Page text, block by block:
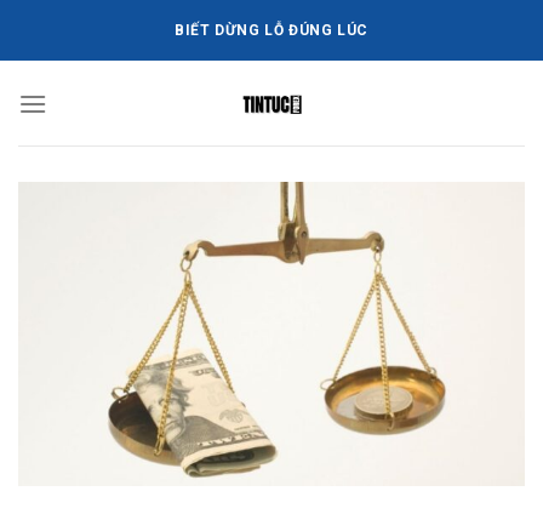
dung
BIẾT DỪNG LỖ ĐÚNG LÚC